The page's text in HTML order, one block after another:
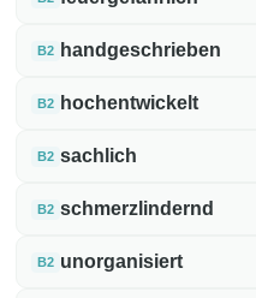
B2 handgeschrieben
B2 hochentwickelt
B2 sachlich
B2 schmerzlindernd
B2 unorganisiert